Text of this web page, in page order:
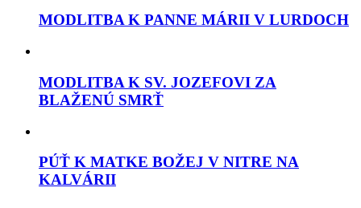
MODLITBA K PANNE MÁRII V LURDOCH
MODLITBA K SV. JOZEFOVI ZA
BLAŽENÚ SMRŤ
PÚŤ K MATKE BOŽEJ V NITRE NA
KALVÁRII